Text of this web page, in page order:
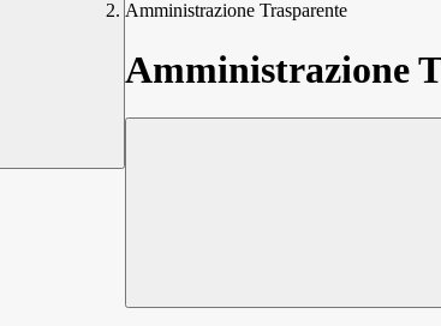
Amministrazione Trasparente
Amministrazione